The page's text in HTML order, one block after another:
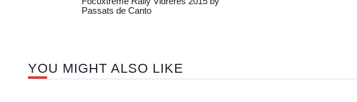
Passats de Canto
YOU MIGHT ALSO LIKE